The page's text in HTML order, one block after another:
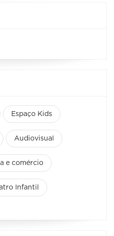
Espaço Kids
Audiovisual
e comércio
Infantil